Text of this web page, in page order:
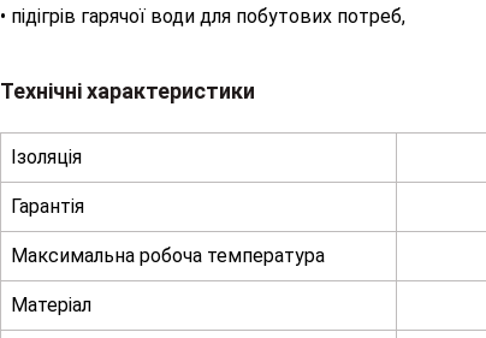
• підігрів гарячої води для побутових потреб,
Технічні характеристики
Ізоляція
Гарантія
Максимальна робоча температура
Матеріал